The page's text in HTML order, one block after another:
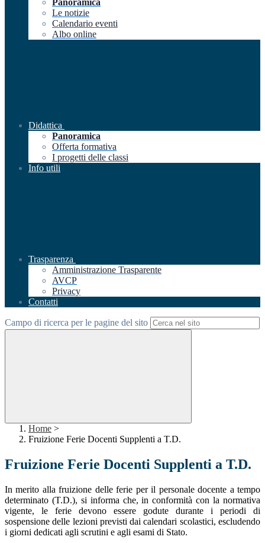
Panoramica
Le notizie
Calendario eventi
Albo online
Didattica
Panoramica
Offerta formativa
I progetti delle classi
Info utili
Trasparenza
Amministrazione Trasparente
AVCP
Privacy
Contatti
Campo di ricerca per le pagine del sito
Home >
Fruizione Ferie Docenti Supplenti a T.D.
Fruizione Ferie Docenti Supplenti a T.D.
In merito alla fruizione delle ferie per il personale docente a tempo
determinato (T.D.), si informa che, in conformità con la normativa
vigente, le ferie devono essere godute durante i periodi di
sospensione delle lezioni previsti dai calendari scolastici, escludendo
i giorni dedicati agli scrutini e agli esami di Stato.